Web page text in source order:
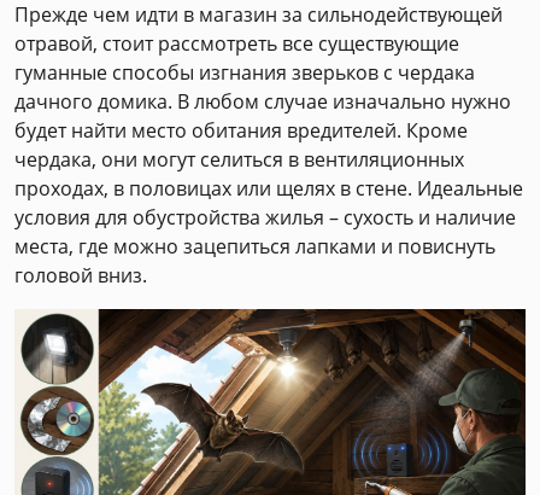
Прежде чем идти в магазин за сильнодействующей
отравой, стоит рассмотреть все существующие
гуманные способы изгнания зверьков с чердака
дачного домика. В любом случае изначально нужно
будет найти место обитания вредителей. Кроме
чердака, они могут селиться в вентиляционных
проходах, в половицах или щелях в стене. Идеальные
условия для обустройства жилья – сухость и наличие
места, где можно зацепиться лапками и повиснуть
головой вниз.